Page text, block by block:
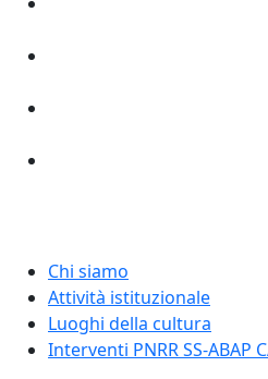
Chi siamo
Attività istituzionale
Luoghi della cultura
Interventi PNRR SS-ABAP